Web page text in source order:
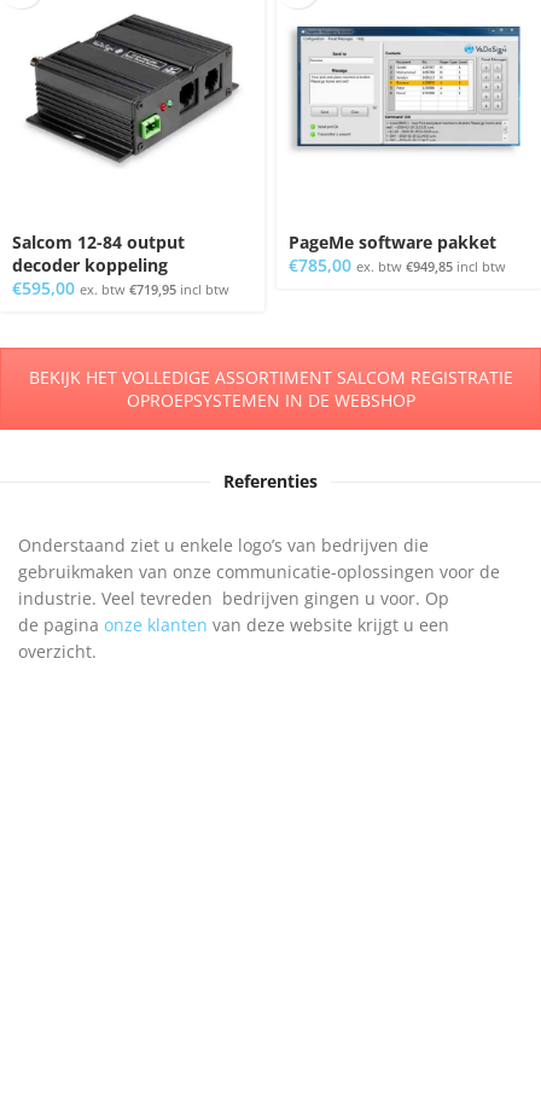
Salcom 12-84 output
decoder koppeling
€595,00 ex. btw €719,95 incl btw
PageMe software pakket
€785,00 ex. btw €949,85 incl btw
BEKIJK HET VOLLEDIGE ASSORTIMENT SALCOM REGISTRATIE
OPROEPSYSTEMEN IN DE WEBSHOP
Referenties
Onderstaand ziet u enkele logo’s van bedrijven die
gebruikmaken van onze communicatie-oplossingen voor de
industrie. Veel tevreden bedrijven gingen u voor. Op
de pagina onze klanten van deze website krijgt u een
overzicht.